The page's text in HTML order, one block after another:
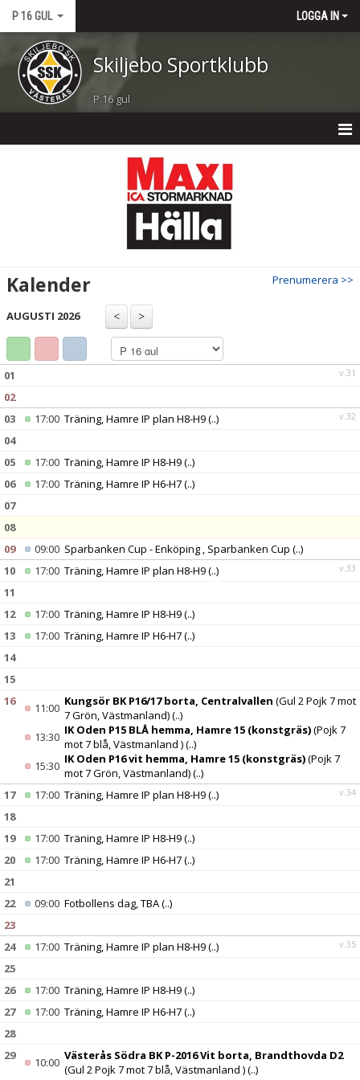
P 16 GUL LOGGA IN
Skiljebo Sportklubb
P 16 gul
BILDGALLERI
DOKUMENT
Prenumerera >>
Kalender
AUGUSTI 2026
v.31
01
02
v.32
03 17:00 Träning, Hamre IP plan H8-H9(..)
04
05
17:00 Träning, Hamre IP H8-H9(..)
06
17:00 Träning, Hamre IP H6-H7(..)
07
08
09
09:00 Sparbanken Cup - Enköping , Sparbanken Cup (..)
v.33
10 17:00 Träning, Hamre IP plan H8-H9(..)
11
12
17:00 Träning, Hamre IP H8-H9(..)
13
17:00 Träning, Hamre IP H6-H7(..)
14
15
16
11:00 Kungsör BK P16/17 borta, Centralvallen (Gul 2 Pojk 7 mot
7 Grön, Västmanland)(..)
13:30 IK Oden P15 BLÅ hemma, Hamre 15 (konstgräs)(Pojk 7
mot 7 blå, Västmanland )(..)
15:30 IK Oden P16 vit hemma, Hamre 15 (konstgräs)(Pojk 7
mot 7 Grön, Västmanland)(..)
v.34
17 17:00 Träning, Hamre IP plan H8-H9(..)
18
19
17:00 Träning, Hamre IP H8-H9(..)
20
17:00 Träning, Hamre IP H6-H7(..)
21
22
09:00 Fotbollens dag, TBA(..)
23
v.35
24 17:00 Träning, Hamre IP plan H8-H9(..)
25
26
17:00 Träning, Hamre IP H8-H9(..)
27
17:00 Träning, Hamre IP H6-H7(..)
28
29
10:00 Västerås Södra BK P-2016 Vit borta, Brandthovda D2
(Gul 2 Pojk 7 mot 7 blå, Västmanland )(..)